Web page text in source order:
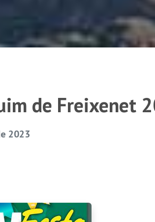
de Freixenet
2023